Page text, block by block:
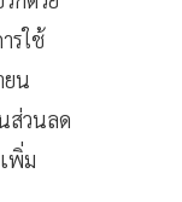
รใช้
ยน
ส่วนลด
พิ่ม